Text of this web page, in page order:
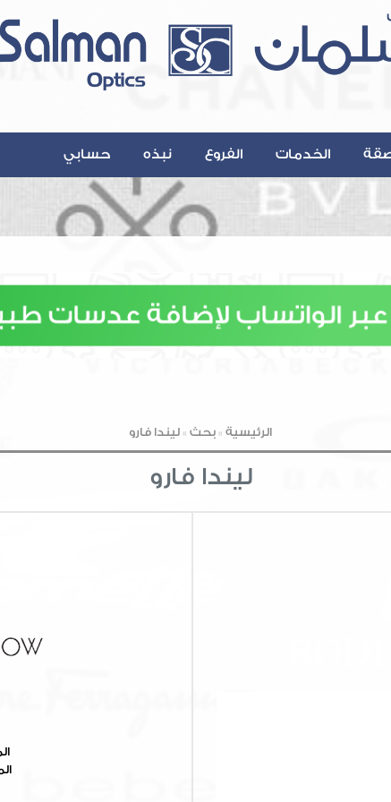
الخدمات الفروع نبذه حسابي
الرئيسية » بحث » ليندا فارو
ليندا فارو